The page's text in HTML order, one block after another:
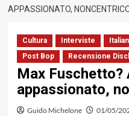
APPASSIONATO,
Cultura Interviste
Post Bop
Recensione
Max Fuschetto?
appassionato,
Guido Michelone 01/05/